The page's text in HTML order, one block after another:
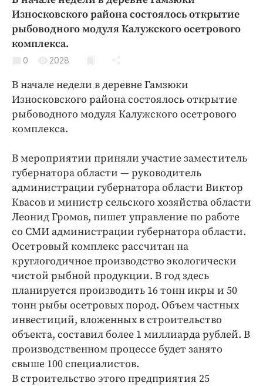
Криминал
Культура
Недвижимость и ЖКХ
Образование
Погода
Праздники
Происшествия
Экономика и бизнес
ПРОЕКТЫ
Блоги
Издания
Медиаперсона
Интересное чтиво
Клиника года
Бренд года
Работодатель года
Износковского района состоялось открытие
рыбоводного модуля Калужского осетрового
комплекса.
0 2028
В начале недели в деревне Гамзюки
Износковского района состоялось открытие
рыбоводного модуля Калужского осетрового
комплекса.
В мероприятии приняли участие заместитель
губернатора области — руководитель
администрации губернатора области Виктор
Квасов и министр сельского хозяйства области
Леонид Громов, пишет управление по работе
со СМИ администрации губернатора области.
Осетровый комплекс рассчитан на
круглогодичное производство экологически
чистой рыбной продукции. В год здесь
планируется производить 16 тонн икры и 50
тонн рыбы осетровых пород. Объем частных
инвестиций, вложенных в строительство
объекта, составил более 1 миллиарда рублей. В
производственном процессе будет занято
свыше 100 специалистов.
В строительство этого предприятия 25